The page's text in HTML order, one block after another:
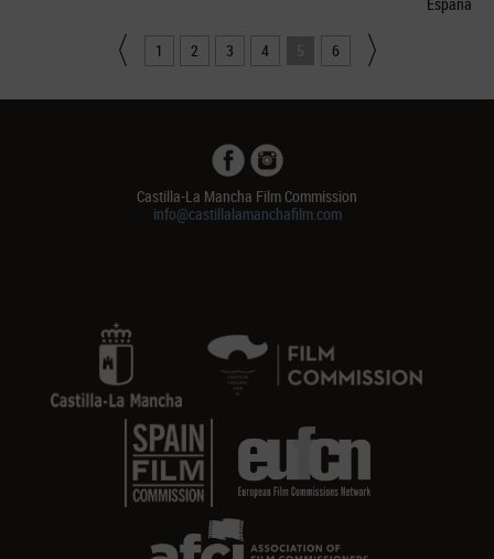
1 2 3 4 5 6
Castilla-La Mancha Film Commission
info@castillalamanchafilm.com